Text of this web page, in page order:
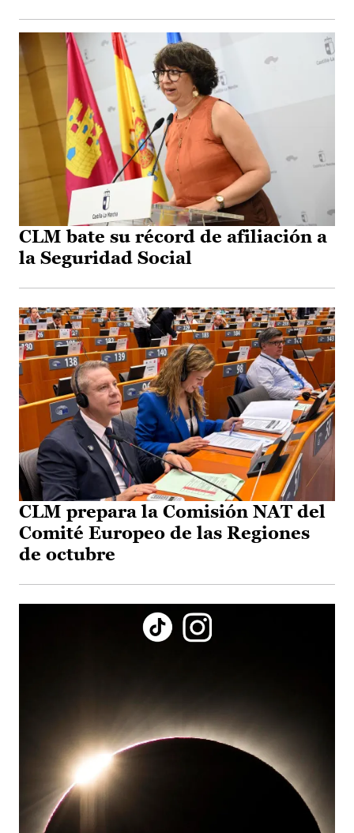
CLM bate su récord de afiliación a
la Seguridad Social
CLM prepara la Comisión NAT del
Comité Europeo de las Regiones
de octubre